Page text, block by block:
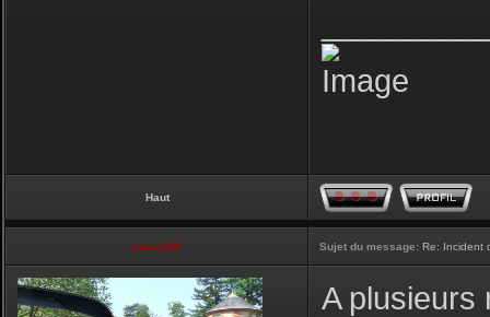
Haut
vmax330 Sujet du message: Re: Incident
A plusieurs